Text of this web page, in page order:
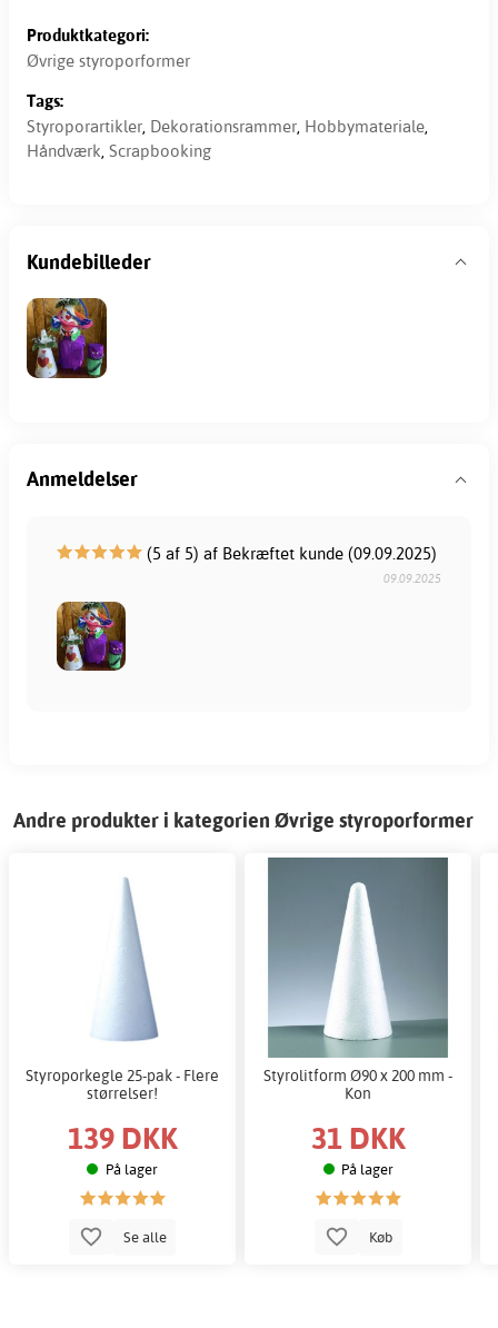
Produktkategori:
Øvrige styroporformer
Tags:
Styroporartikler, Dekorationsrammer, Hobbymateriale,
Håndværk, Scrapbooking
Kundebilleder
Anmeldelser
(5 af 5) af Bekræftet kunde (09.09.2025)
09.09.2025
Andre produkter i kategorien Øvrige styroporformer
Styroporkegle 25-pak - Flere
størrelser!
139 DKK
På lager
Se alle
Styrolitform Ø90 x 200 mm -
Kon
31 DKK
På lager
Køb